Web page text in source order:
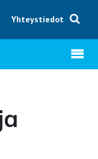
Yhteystiedot
Avaa